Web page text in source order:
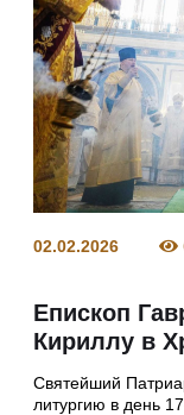
02.02.2026
Епископ
Кириллу в
Святейший
литургию в день